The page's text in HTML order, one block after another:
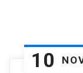
10